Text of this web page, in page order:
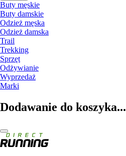
Buty męskie
Buty damskie
Odzież męska
Odzież damska
Trail
Trekking
Sprzęt
Odżywianie
Wyprzedaż
Marki
Dodawanie do koszyka...